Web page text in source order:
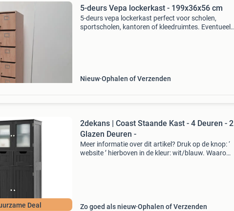
5-deurs Vepa lockerkast - 199x36x56 cm
5-deurs vepa lockerkast perfect voor scholen,
sportscholen, kantoren of kleedruimtes. Eventueel
Nieuw Ophalen of Verzenden
Deal
2dekans | Coast Staande Kast - 4 Deuren - 2
Glazen Deuren -
Meer informatie over dit artikel? Druk op de knop: ‘
website ’ hierboven in de kleur: wit/blauw. Waarom
Zo goed als nieuw Ophalen of Verzenden